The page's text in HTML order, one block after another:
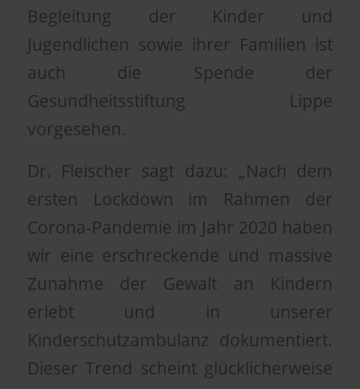
Begleitung der Kinder und
Jugendlichen sowie ihrer Familien ist
auch die Spende der
Gesundheitsstiftung Lippe
vorgesehen.
Dr. Fleischer sagt dazu: „Nach dem
ersten Lockdown im Rahmen der
Corona-Pandemie im Jahr 2020 haben
wir eine erschreckende und massive
Zunahme der Gewalt an Kindern
erlebt und in unserer
Kinderschutzambulanz dokumentiert.
Dieser Trend scheint glücklicherweise